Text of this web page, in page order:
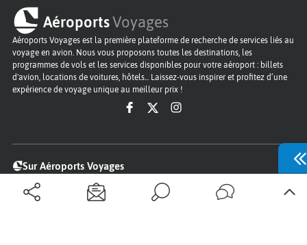
AéroportsVoyages
Aéroports Voyages est la première plateforme de recherche de services liés au
voyage en avion. Nous vous proposons toutes les destinations, les
programmes de vols et les services disponibles pour votre aéroport : billets
d'avion, locations de voitures, hôtels... Laissez-vous inspirer et profitez d’une
expérience de voyage unique au meilleur prix !
Sur Aéroports Voyages